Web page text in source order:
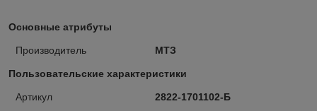
Основные атрибуты
Производитель МТЗ
Пользовательские характеристики
Артикул
2822-1701102-Б